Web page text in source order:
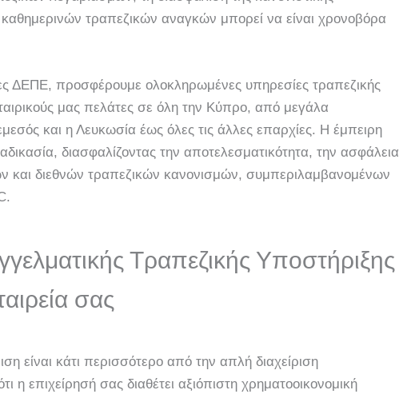
τραπεζικών αναγκών μπορεί να είναι χρονοβόρα
ΔΕΠΕ, προσφέρουμε ολοκληρωμένες υπηρεσίες τραπεζικής
μας πελάτες σε όλη την Κύπρο, από μεγάλα
και η Λευκωσία έως όλες τις άλλες επαρχίες. Η έμπειρη
διασφαλίζοντας την αποτελεσματικότητα, την ασφάλεια
και διεθνών τραπεζικών κανονισμών, συμπεριλαμβανομένων
Τραπεζικής Υποστήριξης
σας
είναι κάτι περισσότερο από την απλή διαχείριση
επιχείρησή σας διαθέτει αξιόπιστη χρηματοοικονομική